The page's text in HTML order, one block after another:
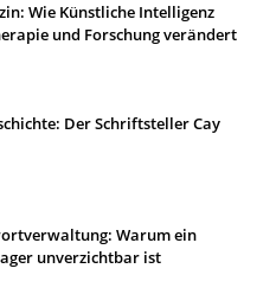
Wie Künstliche Intelligenz
und Forschung verändert
Der Schriftsteller Cay
Warum ein
unverzichtbar ist